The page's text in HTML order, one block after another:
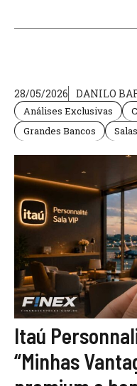
28/05/2026 DANILO
Análises Exclusivas
Grandes Bancos
Itaú
“Minhas